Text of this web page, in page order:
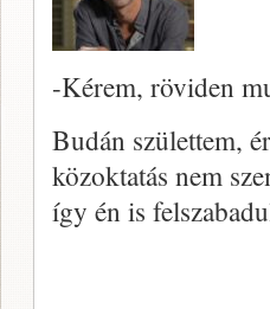
-Kérem, röviden
Budán születtem,
közoktatás nem
így én is